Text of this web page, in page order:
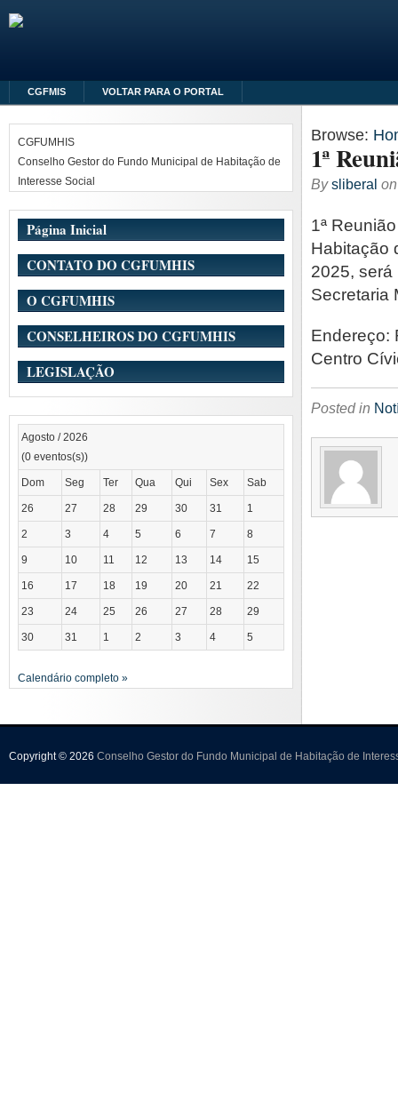
CGFMIS VOLTAR PARA O PORTAL
Browse:
1ª
Bysliberal
1ª
Habitação
2025, será
Secretaria
Endereço:
Centro
Posted in
CGFUMHIS
Conselho Gestor do Fundo Municipal de Habitação de
Interesse Social
Página Inicial
CONTATO DO CGFUMHIS
O CGFUMHIS
CONSELHEIROS DO CGFUMHIS
LEGISLAÇÃO
Agosto / 2026
(0 eventos(s))
Dom Seg Ter Qua Qui Sex Sab
26 27 28 29 30 31 1
2 3 4 5 6 7 8
9 10 11 12 13 14 15
16 17 18 19 20 21 22
23 24 25 26 27 28 29
30 31 1 2 3 4 5
Calendário completo »
Copyright © 2026 Conselho Gestor do Fundo Municipal de Habitação de